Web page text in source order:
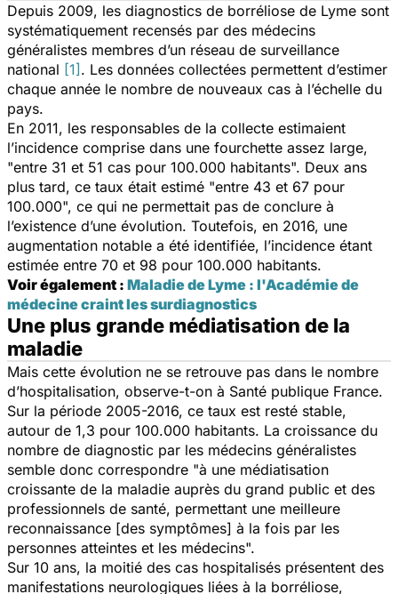
Depuis 2009, les diagnostics de borréliose de Lyme sont
systématiquement recensés par des médecins
généralistes membres d’un réseau de surveillance
national [1]. Les données collectées permettent d’estimer
chaque année le nombre de nouveaux cas à l’échelle du
pays.
En 2011, les responsables de la collecte estimaient
l’incidence comprise dans une fourchette assez large,
"entre 31 et 51 cas pour 100.000 habitants". Deux ans
plus tard, ce taux était estimé "entre 43 et 67 pour
100.000", ce qui ne permettait pas de conclure à
l’existence d’une évolution. Toutefois, en 2016, une
augmentation notable a été identifiée, l’incidence étant
estimée entre 70 et 98 pour 100.000 habitants.
Voir également : Maladie de Lyme : l'Académie de
médecine craint les surdiagnostics
Une plus grande médiatisation de la
maladie
Mais cette évolution ne se retrouve pas dans le nombre
d’hospitalisation, observe-t-on à Santé publique France.
Sur la période 2005-2016, ce taux est resté stable,
autour de 1,3 pour 100.000 habitants. La croissance du
nombre de diagnostic par les médecins généralistes
semble donc correspondre "à une médiatisation
croissante de la maladie auprès du grand public et des
professionnels de santé, permettant une meilleure
reconnaissance [des symptômes] à la fois par les
personnes atteintes et les médecins".
Sur 10 ans, la moitié des cas hospitalisés présentent des
manifestations neurologiques liées à la borréliose,